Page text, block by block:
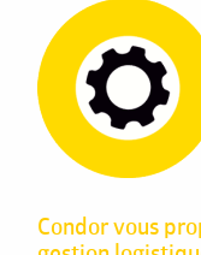
Condor vous